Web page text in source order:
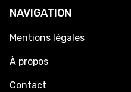
NAVIGATION
Mentions légales
À propos
Contact